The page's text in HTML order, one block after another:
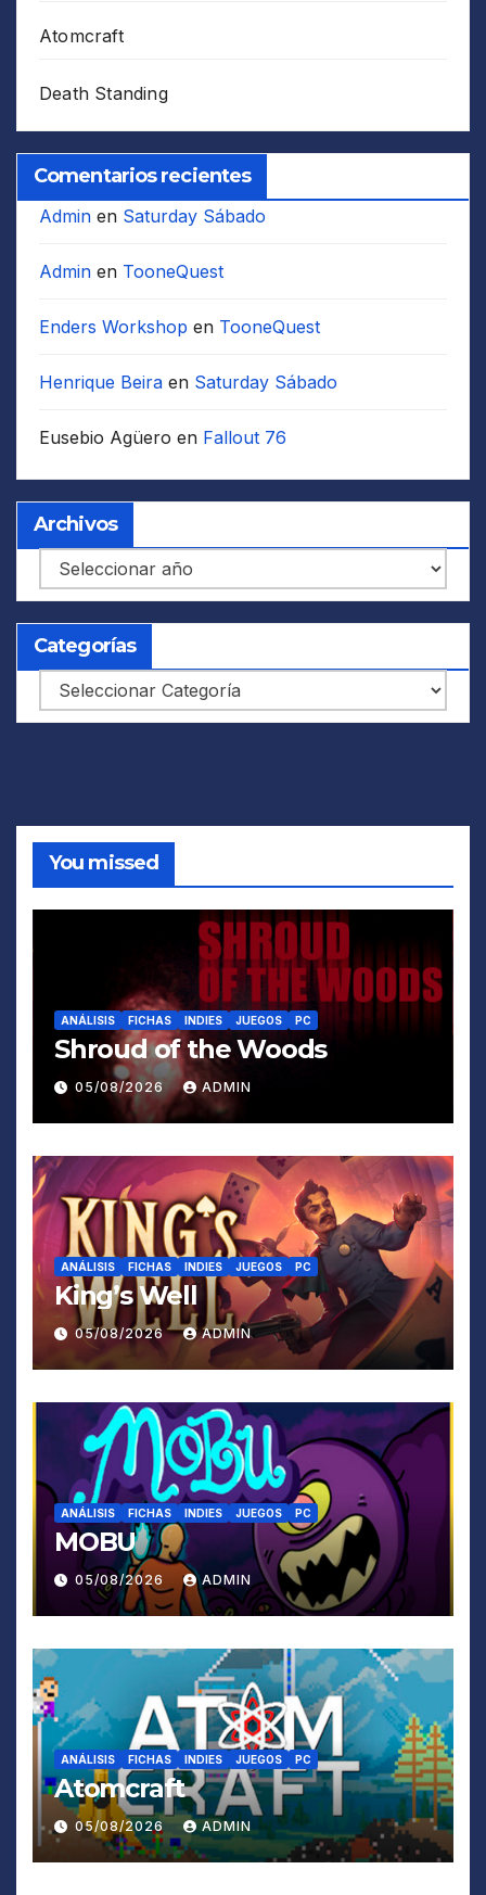
Atomcraft
Death Standing
Comentarios recientes
Admin en Saturday Sábado
Admin en TooneQuest
Enders Workshop en TooneQuest
Henrique Beira en Saturday Sábado
Eusebio Agüero en Fallout 76
Archivos
Archivos
Categorías
Categorías
You missed
ANÁLISIS FICHAS INDIES JUEGOS PC
Shroud of the Woods
05/08/2026 ADMIN
ANÁLISIS FICHAS INDIES JUEGOS PC
King’s Well
05/08/2026 ADMIN
ANÁLISIS FICHAS INDIES JUEGOS PC
MOBU
05/08/2026 ADMIN
ANÁLISIS FICHAS INDIES JUEGOS PC
Atomcraft
05/08/2026 ADMIN